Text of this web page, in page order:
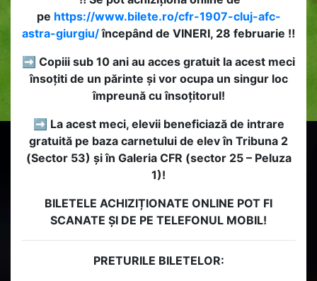
pe https://www.bilete.ro/cfr-1907-cluj-afc-
astra-giurgiu/începând de VINERI, 28 februarie ‼️
➡ Copiii sub 10 ani au acces gratuit la acest meci
însoțiti de un părinte și vor ocupa un singur loc
împreună cu însoțitorul!
➡ La acest meci, elevii beneficiază de intrare
gratuită pe baza carnetului de elev în Tribuna 2
(Sector 53) și în Galeria CFR (sector 25 – Peluza
1)!
BILETELE ACHIZIȚIONATE ONLINE POT FI
SCANATE ȘI DE PE TELEFONUL MOBIL!
PRETURILE BILETELOR: